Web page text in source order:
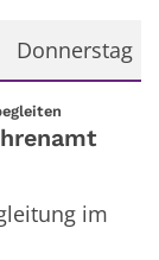
Donnerstag
im